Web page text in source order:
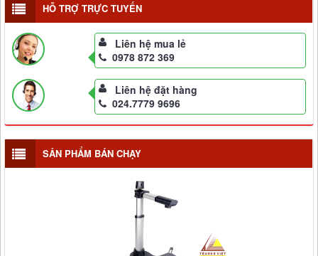
HỖ TRỢ TRỰC TUYẾN
Liên hệ mua lẻ
0978 872 369
Liên hệ đặt hàng
024.7779 9696
SẢN PHẨM BÁN CHẠY